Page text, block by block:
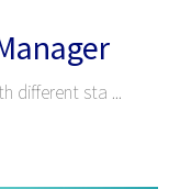
different sta